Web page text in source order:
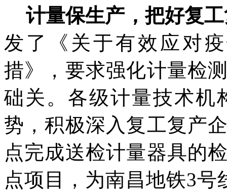
计量保生产，把好复
发了《关于有效应对
措》，要求强化计量检
础关。各级计量技术机
势，积极深入复工复产
点完成送检计量器具的
点项目，为南昌地铁3号